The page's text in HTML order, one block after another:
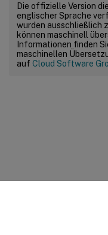
Die offizielle Version
englischer Sprache
wurden ausschließlich
können maschinell
Informationen finden
maschinellen
auf Cloud Software